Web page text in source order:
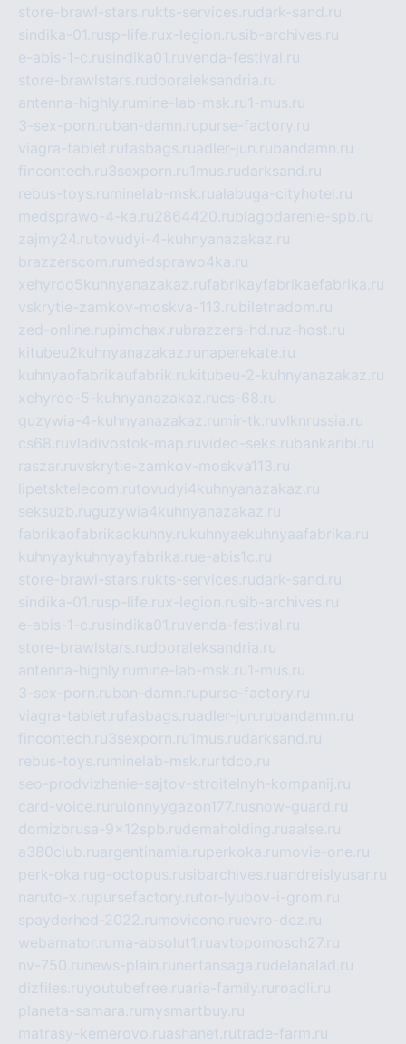
store-brawl-stars.rukts-services.rudark-sand.ru
sindika-01.rusp-life.rux-legion.rusib-archives.ru
e-abis-1-c.rusindika01.ruvenda-festival.ru
store-brawlstars.rudooraleksandria.ru
antenna-highly.ru mine-lab-msk.ru1-mus.ru
3-sex-porn.ruban-damn.rupurse-factory.ru
viagra-tablet.rufasbags.ruadler-jun.rubandamn.ru
fincontech.ru3sexporn.ru1mus.rudarksand.ru
rebus-toys.ru minelab-msk.rualabuga-cityhotel.ru
medsprawo-4-ka.ru2864420.rublagodarenie-spb.ru
zajmy24.rutovudyi-4-kuhnyanazakaz.ru
brazzerscom.ru medsprawo4ka.ru
xehyroo5kuhnyanazakaz.rufabrikayfabrikaefabrika.ru
vskrytie-zamkov-moskva-113.rubiletnadom.ru
zed-online.rupimchax.rubrazzers-hd.ruz-host.ru
kitubeu2kuhnyanazakaz.ru naperekate.ru
kuhnyaofabrikaufabrik.rukitubeu-2-kuhnyanazakaz.ru
xehyroo-5-kuhnyanazakaz.rucs-68.ru
guzywia-4-kuhnyanazakaz.ru mir-tk.ruvlknrussia.ru
cs68.ruvladivostok-map.ruvideo-seks.rubankaribi.ru
raszar.ruvskrytie-zamkov-moskva113.ru
lipetsktelecom.rutovudyi4kuhnyanazakaz.ru
seksuzb.ruguzywia4kuhnyanazakaz.ru
fabrikaofabrikaokuhny.rukuhnyaekuhnyaafabrika.ru
kuhnyaykuhnyayfabrika.rue-abis1c.ru
store-brawl-stars.rukts-services.rudark-sand.ru
sindika-01.rusp-life.rux-legion.rusib-archives.ru
e-abis-1-c.rusindika01.ruvenda-festival.ru
store-brawlstars.rudooraleksandria.ru
antenna-highly.ru mine-lab-msk.ru1-mus.ru
3-sex-porn.ruban-damn.rupurse-factory.ru
viagra-tablet.rufasbags.ruadler-jun.rubandamn.ru
fincontech.ru3sexporn.ru1mus.rudarksand.ru
rebus-toys.ru minelab-msk.ru rtdco.ru
seo-prodvizhenie-sajtov-stroitelnyh-kompanij.ru
card-voice.ru rulonnyygazon177.rusnow-guard.ru
domizbrusa-9x12spb.rudemaholding.ruaalse.ru
a380club.ruargentinamia.ruperkoka.ru movie-one.ru
perk-oka.rug-octopus.rusibarchives.ruandreislyusar.ru
naruto-x.rupursefactory.rutor-lyubov-i-grom.ru
spayderhed-2022.ru movieone.ruevro-dez.ru
webamator.ru ma-absolut1.ruavtopomosch27.ru
nv-750.ru news-plain.ru nertansaga.rudelanalad.ru
dizfiles.ruyoutubefree.ruaria-family.ru roadli.ru
planeta-samara.ru mysmartbuy.ru
matrasy-kemerovo.ruashanet.rutrade-farm.ru